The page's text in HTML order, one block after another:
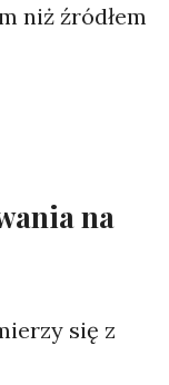
niż źródłem
na
się z